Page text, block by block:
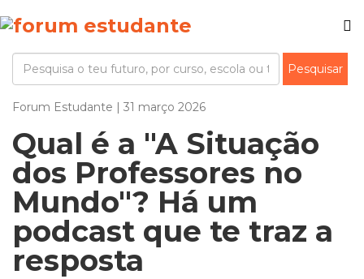
Forum Estudante | 31 março 2026
Qual é a "A Situação
dos Professores no
Mundo"? Há um
podcast que te traz a
resposta